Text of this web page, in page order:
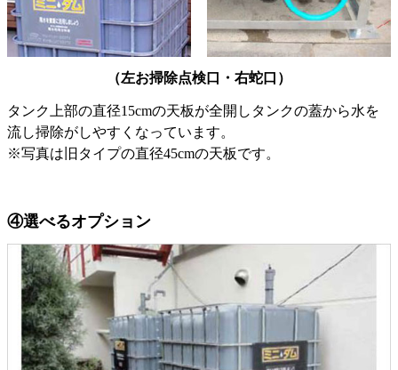
（左お掃除点検口・右蛇口）
タンク上部の直径15cmの天板が全開しタンクの蓋から水を
流し掃除がしやすくなっています。
※写真は旧タイプの直径45cmの天板です。
④選べるオプション